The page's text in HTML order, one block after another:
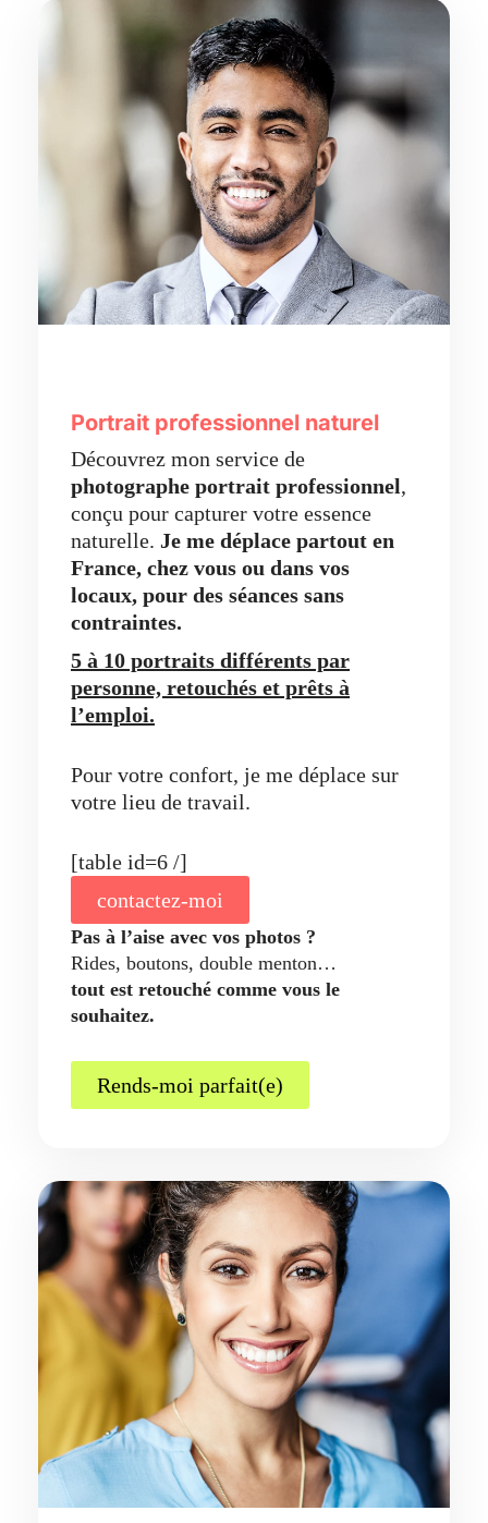
Portrait professionnel naturel
Découvrez mon service de
photographe portrait professionnel,
conçu pour capturer votre essence
naturelle. Je me déplace partout en
France, chez vous ou dans vos
locaux, pour des séances sans
contraintes.
5 à 10 portraits différents par
personne, retouchés et prêts à
l’emploi.
Pour votre confort, je me déplace sur
votre lieu de travail.
[table id=6 /]
contactez-moi
Pas à l’aise avec vos photos ?
Rides, boutons, double menton…
tout est retouché comme vous le
souhaitez.
Rends-moi parfait(e)